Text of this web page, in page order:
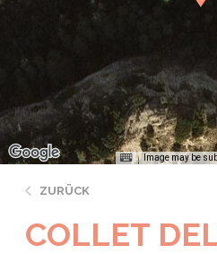
Image may be
ZURÜCK
COLLET